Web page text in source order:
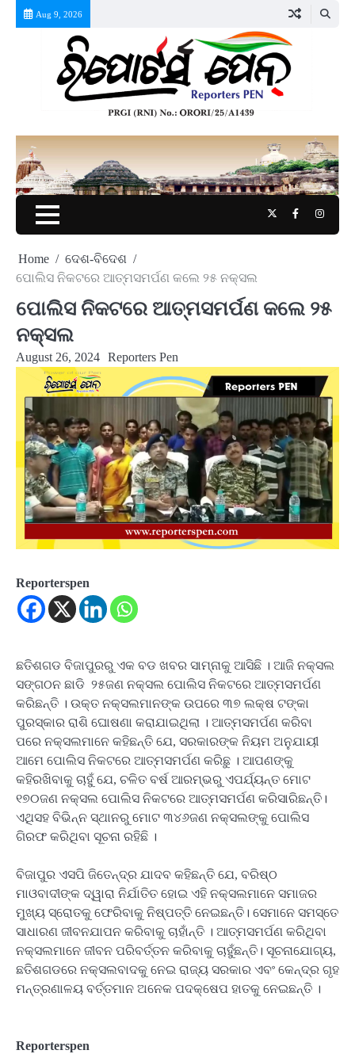
Aug 9, 2026
TwitterFacebook
Home
ଦେଶ-ବିଦେଶ
ପୋଲିସ ନିକଟରେ ଆତ୍ମସମର୍ପଣ କଲେ ୨୫ ନକ୍ସଲ
ପୋଲିସ ନିକଟରେ ଆତ୍ମସମର୍ପଣ କଲେ ୨୫
ନକ୍ସଲ
August 26, 2024 Reporters Pen
Reporterspen
ଛତିଶଗଡ ବିଜାପୁରରୁ ଏକ ବଡ ଖବର ସାମ୍ନାକୁ ଆସିଛି । ଆଜି ନକ୍ସଲ
ସଙ୍ଗଠନ ଛାଡି ୨୫ଜଣ ନକ୍ସଲ ପୋଲିସ ନିକଟରେ ଆତ୍ମସମର୍ପଣ
କରିଛନ୍ତି । ଉକ୍ତ ନକ୍ସଲମାନଙ୍କ ଉପରେ ୩୭ ଲକ୍ଷ ଟଙ୍କା
ପୁରସ୍କାର ରାଶି ଘୋଷଣା କରାଯାଇଥିଲା । ଆତ୍ମସମର୍ପଣ କରିବା
ପରେ ନକ୍ସଲମାନେ କହିଛନ୍ତି ଯେ, ସରକାରଙ୍କ ନିୟମ ଅନୁଯାୟୀ
ଆମେ ପୋଲିସ ନିକଟରେ ଆତ୍ମସମର୍ପଣ କରିଛୁ । ଆପଣଙ୍କୁ
କହିରଖିବାକୁ ଚାହୁଁ ଯେ, ଚଳିତ ବର୍ଷ ଆରମ୍ଭରୁ ଏପର୍ଯ୍ୟନ୍ତ ମୋଟ
୧୭୦ଜଣ ନକ୍ସଲ ପୋଲିସ ନିକଟରେ ଆତ୍ମସମର୍ପଣ କରିସାରିଛନ୍ତି।
ଏଥିସହ ବିଭିନ୍ନ ସ୍ଥାନରୁ ମୋଟ ୩୪୬ଜଣ ନକ୍ସଲଙ୍କୁ ପୋଲିସ
ଗିରଫ କରିଥିବା ସୂଚନା ରହିଛି ।
ବିଜାପୁର ଏସପି ଜିତେନ୍ଦ୍ର ଯାଦବ କହିଛନ୍ତି ଯେ, ବରିଷ୍ଠ
ମାଓବାଦୀଙ୍କ ଦ୍ୱାରା ନିର୍ଯାତିତ ହୋଇ ଏହି ନକ୍ସଲମାନେ ସମାଜର
ମୁଖ୍ୟ ସ୍ରୋତକୁ ଫେରିବାକୁ ନିଷ୍ପତ୍ତି ନେଇଛନ୍ତି। ସେମାନେ ସମସ୍ତେ
ସାଧାରଣ ଜୀବନଯାପନ କରିବାକୁ ଚାହାଁନ୍ତି । ଆତ୍ମସମର୍ପଣ କରିଥିବା
ନକ୍ସଲମାନେ ଜୀବନ ପରିବର୍ତ୍ତନ କରିବାକୁ ଚାହୁଁଛନ୍ତି। ସୂଚନାଯୋଗ୍ୟ,
ଛତିଶଗଡରେ ନକ୍ସଲବାଦକୁ ନେଇ ରାଜ୍ୟ ସରକାର ଏବଂ କେନ୍ଦ୍ର ଗୃହ
ମନ୍ତ୍ରଣାଳୟ ବର୍ତ୍ତମାନ ଅନେକ ପଦକ୍ଷେପ ହାତକୁ ନେଇଛନ୍ତି ।
Reporterspen